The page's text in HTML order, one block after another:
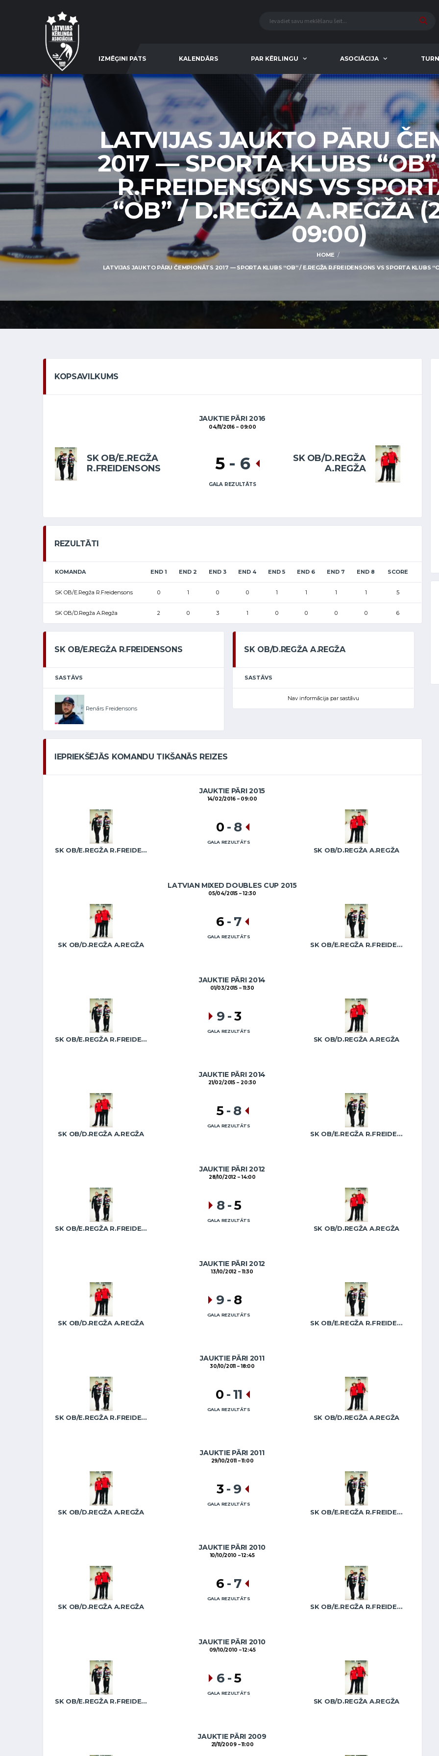
IZMĒĢINI PATS KALENDĀRS PAR KĒRLINGU ASOCIĀCIJA
LATVIJAS JAUKTO PĀRU
2017 — SPORTA KLUBS
R.FREIDENSONS VS
“OB” / D.REGŽA A.REGŽA
09:00)
HOME
LATVIJAS JAUKTO PĀRU ČEMPIONĀTS 2017 — SPORTA KLUBS “OB” / E.REGŽA R.FREIDENSONS VS SPORTA KLUBS
KOPSAVILKUMS
JAUKTIE PĀRI 2016
04/11/2016 09:00
SK OB/E.REGŽA
R.FREIDENSONS
SK OB/D.REGŽA
A.REGŽA
5 - 6
GALA REZULTĀTS
REZULTĀTI
KOMANDA END 1 END 2 END 3 END 4 END 5 END 6 END 7 END 8 SCORE
SK OB/E.Regža R.Freidensons 0 1 0 0 1 1 1 1 5
SK OB/D.Regža A.Regža 2 0 3 1 0 0 0 0 6
SK OB/E.REGŽA R.FREIDENSONS
SASTĀVS
Renārs Freidensons
SK OB/D.REGŽA A.REGŽA
SASTĀVS
Nav informācija par sastāvu
IEPRIEKŠĒJĀS KOMANDU TIKŠANĀS REIZES
JAUKTIE PĀRI 2015
14/02/2016 09:00
SK OB/E.REGŽA R.FREIDENSONS SK OB/D.REGŽA A.REGŽA
0 - 8
GALA REZULTĀTS
LATVIAN MIXED DOUBLES CUP 2015
05/04/2015 12:30
SK OB/D.REGŽA A.REGŽA SK OB/E.REGŽA R.FREIDENSONS
6 - 7
GALA REZULTĀTS
JAUKTIE PĀRI 2014
01/03/2015 11:30
SK OB/E.REGŽA R.FREIDENSONS SK OB/D.REGŽA A.REGŽA
9 -3
GALA REZULTĀTS
JAUKTIE PĀRI 2014
21/02/2015 20:30
SK OB/D.REGŽA A.REGŽA SK OB/E.REGŽA R.FREIDENSONS
5 - 8
GALA REZULTĀTS
JAUKTIE PĀRI 2012
28/10/2012 14:00
SK OB/E.REGŽA R.FREIDENSONS SK OB/D.REGŽA A.REGŽA
8 -5
GALA REZULTĀTS
JAUKTIE PĀRI 2012
13/10/2012 11:30
SK OB/D.REGŽA A.REGŽA SK OB/E.REGŽA R.FREIDENSONS
9 - 8
GALA REZULTĀTS
JAUKTIE PĀRI 2011
30/10/2011 18:00
SK OB/E.REGŽA R.FREIDENSONS SK OB/D.REGŽA A.REGŽA
0 -11
GALA REZULTĀTS
JAUKTIE PĀRI 2011
29/10/2011 11:00
SK OB/D.REGŽA A.REGŽA SK OB/E.REGŽA R.FREIDENSONS
3 - 9
GALA REZULTĀTS
JAUKTIE PĀRI 2010
10/10/2010 12:45
SK OB/D.REGŽA A.REGŽA SK OB/E.REGŽA R.FREIDENSONS
6 - 7
GALA REZULTĀTS
JAUKTIE PĀRI 2010
09/10/2010 12:45
SK OB/E.REGŽA R.FREIDENSONS SK OB/D.REGŽA A.REGŽA
6 -5
GALA REZULTĀTS
JAUKTIE PĀRI 2009
21/11/2009 11:00